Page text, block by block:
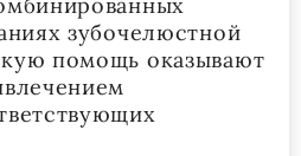
зубочелюстной
помощь оказывают